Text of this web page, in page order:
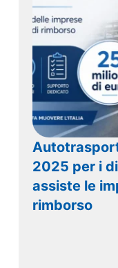
2025 per i
assiste le
rimborso